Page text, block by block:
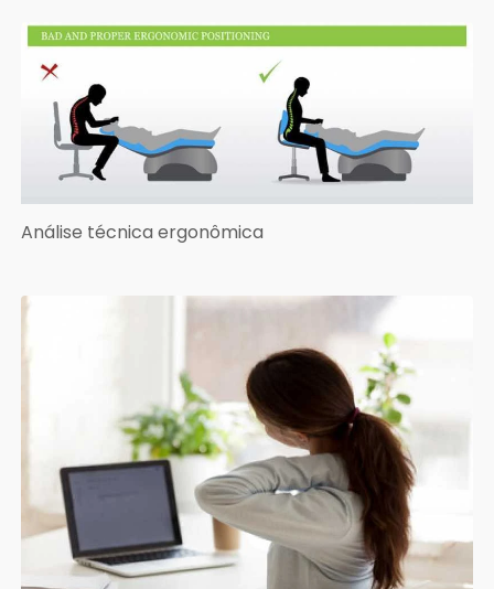
Análise técnica ergonômica